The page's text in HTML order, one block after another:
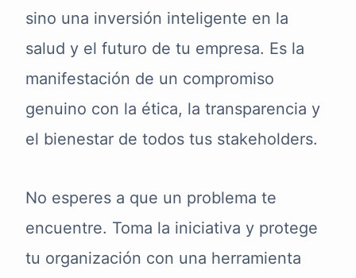
sino una inversión inteligente en la
salud y el futuro de tu empresa. Es la
manifestación de un compromiso
genuino con la ética, la transparencia y
el bienestar de todos tus stakeholders.
No esperes a que un problema te
encuentre. Toma la iniciativa y protege
tu organización con una herramienta